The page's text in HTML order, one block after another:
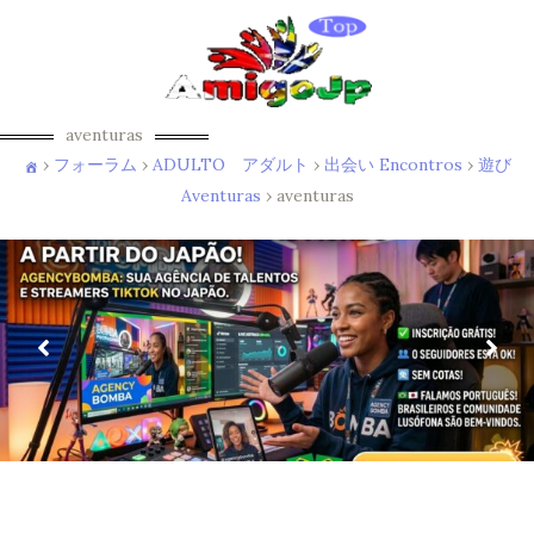
aventuras
› フォーラム › ADULTO アダルト › 出会い Encontros › 遊び
Aventuras › aventuras